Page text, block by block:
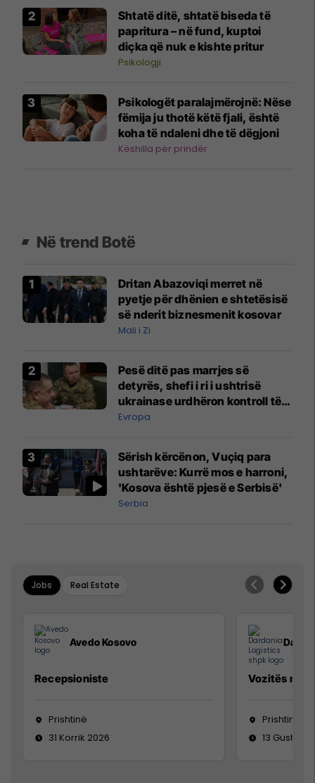
Shtatë ditë, shtatë biseda të
papritura – në fund, kuptoi
diçka që nuk e kishte pritur
Psikologji
Psikologët paralajmërojnë: Nëse
fëmija ju thotë këtë fjali, është
koha të ndaleni dhe të dëgjoni
Këshilla për prindër
Në trend Botë
Dritan Abazoviqi merret në
pyetje për dhënien e shtetësisë
së nderit biznesmenit kosovar
Mali i Zi
Pesë ditë pas marrjes së
detyrës, shefi i ri i ushtrisë
ukrainase urdhëron kontroll të
madh
Evropa
Sërish kërcënon, Vuçiq para
ushtarëve: Kurrë mos e harroni,
'Kosova është pjesë e Serbisë'
Serbia
Jobs Real Estate
Avedo Kosovo
Recepsioniste
Prishtinë
31 Korrik 2026
Vozitës me
Prishtinë
13 Gusht